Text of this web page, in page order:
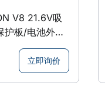
V8 21.6V吸
护板/电池外壳
立即询价